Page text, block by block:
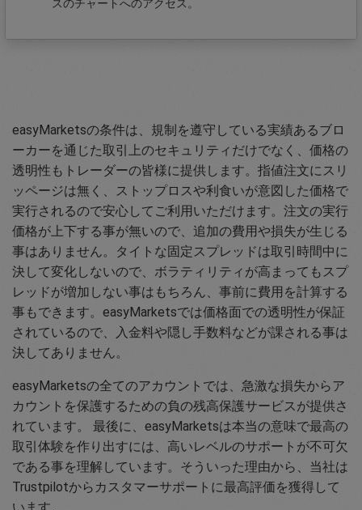
スのチャートへのアクセス。
easyMarketsの条件は、規制を遵守している実績あるブロ
ーカーを通じた取引上のセキュリティだけでなく、価格の
透明性もトレーダーの皆様に提供します。指値注文にスリ
ッページは無く、ストップロスや利食いが意図した価格で
実行されるので安心してご利用いただけます。注文の実行
価格が上下する事が無いので、追加の費用や損失が生じる
事はありません。タイトな固定スプレッドは取引時間中に
決して変化しないので、ボラティリティが高まってもスプ
レッドが増加しない事はもちろん、事前に費用を計算する
事もできます。easyMarketsでは価格面での透明性が保証
されているので、入金料や隠し手数料などが課される事は
決してありません。
easyMarketsの全てのアカウントでは、急激な損失からア
カウントを保護するための負の残高保護サービスが提供さ
れています。 最後に、easyMarketsは本当の意味で最高の
取引体験を作り出すには、高いレベルのサポートが不可欠
である事を理解しています。そういった理由から、当社は
Trustpilotからカスタマーサポートに最高評価を獲得して